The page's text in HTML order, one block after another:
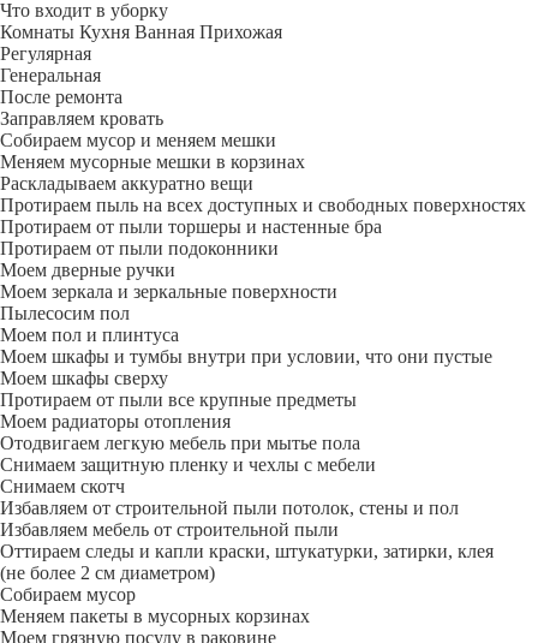
Что входит в уборку
Регу­лярная
Гене­ральная
После ремонта
Заправляем кровать
Собираем мусор и меняем мешки
Меняем мусорные мешки в корзинах
Раскладываем аккуратно вещи
Протираем пыль на всех доступных и свободных поверхностях
Протираем от пыли торшеры и настенные бра
Протираем от пыли подоконники
Моем дверные ручки
Моем зеркала и зеркальные поверхности
Пылесосим пол
Моем пол и плинтуса
Моем шкафы и тумбы внутри при условии, что они пустые
Моем шкафы сверху
Протираем от пыли все крупные предметы
Моем радиаторы отопления
Отодвигаем легкую мебель при мытье пола
Снимаем защитную пленку и чехлы с мебели
Снимаем скотч
Избавляем от строительной пыли потолок, стены и пол
Избавляем мебель от строительной пыли
Оттираем следы и капли краски, штукатурки, затирки, клея
(не более 2 см диаметром)
Собираем мусор
Меняем пакеты в мусорных корзинах
Моем грязную посуду в раковине